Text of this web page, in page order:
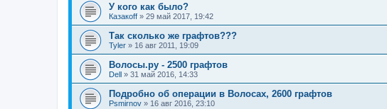
У кого как было?
Казакoff » 29 май 2017, 19:42
Так сколько же графтов???
Tyler » 16 авг 2011, 19:09
Волосы.ру - 2500 графтов
Dell » 31 май 2016, 14:33
Подробно об операции в Волосах, 2600 графтов
Psmirnov » 16 авг 2016, 23:10